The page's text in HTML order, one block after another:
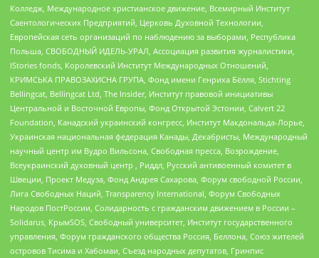
Колледж, Международное христианское движение, Всемирный Институт
Саентологических Предприятий, Церковь Духовной Технологии,
Европейская сеть организаций по наблюдению за выборами, Республика
Польша, СВОБОДНЫЙ ИДЕЛЬ-УРАЛ, Ассоциация развития журналистики,
IStories fonds, Королевский Институт Международных Отношений,
КРИМСЬКА ПРАВОЗАХИСНА ГРУПА, Фонд имени Генриха Бёлля, Stichting
Bellingcat, Bellingcat Ltd, The Insider, Институт правовой инициативы
Центральной и Восточной Европы, Фонд Открытой Эстонии, Calvert 22
Foundation, Канадский украинский конгресс, Институт Макдональда-Лорье,
Украинская национальная федерация Канады, Декабристы, Международный
научный центр им Вудро Вильсона, Свободная пресса, Возрождение,
Всеукраинский духовный центр , Риддл, Русский антивоенный комитет в
Швеции, Проект Медуза, Фонд Андрея Сахарова, Форум свободной России,
Лига Свободных Наций, Transparеncy International, Форум Свободных
Народов ПостРоссии, Солидарность с гражданским движением в России –
Solidarus, КрымSOS, Свободный университет, Институт государственного
управления, Форум гражданского общества Россия, Беллона, Союз жителей
островов Тисима и Хабомаи, Съезд народных депутатов, Гринпис